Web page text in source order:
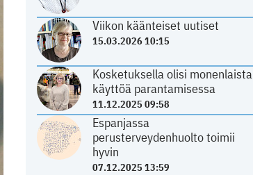
Viikon käänteiset uutiset
15.03.2026 10:15
Kosketuksella olisi monenlaista
käyttöä parantamisessa
11.12.2025 09:58
Espanjassa
perusterveydenhuolto toimii
hyvin
07.12.2025 13:59